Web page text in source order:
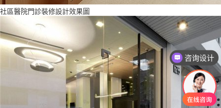
社區醫院門診裝修設計效果圖
咨询设计
咨询报价